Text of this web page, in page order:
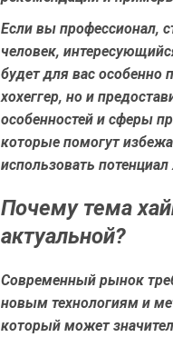
Если вы профессионал,
человек,
будет для вас особенно
хохеггер, но и
особенностей и сферы
которые помогут
использовать
Почему тема
актуальной?
Современный рынок
новым технологиям и
который может